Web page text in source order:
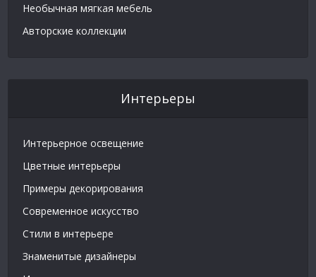
Необычная мягкая мебель
Авторские коллекции
Интерьеры
Интерьерное освещение
Цветные интерьеры
Примеры декорирования
Современное искусство
Стили в интерьере
Знаменитые дизайнеры